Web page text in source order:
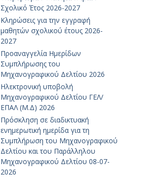
Σχολικό Έτος 2026-2027
Κληρώσεις για την εγγραφή
μαθητών σχολικού έτους 2026-
2027
Προαναγγελία Ημερίδων
Συμπλήρωσης του
Μηχανογραφικού Δελτίου 2026
Ηλεκτρονική υποβολή
Μηχανογραφικού Δελτίου ΓΕΛ/
ΕΠΑΛ (Μ.Δ) 2026
Πρόσκληση σε διαδικτυακή
ενημερωτική ημερίδα για τη
Συμπλήρωση του Μηχανογραφικού
Δελτίου και του Παράλληλου
Μηχανογραφικού Δελτίου 08-07-
2026